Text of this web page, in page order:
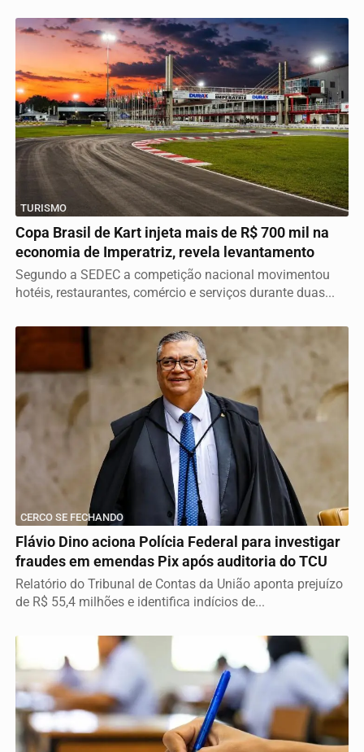
TURISMO
Copa Brasil de Kart injeta mais de R$ 700 mil na
economia de Imperatriz, revela levantamento
Segundo a SEDEC a competição nacional movimentou
hotéis, restaurantes, comércio e serviços durante duas...
CERCO SE FECHANDO
Flávio Dino aciona Polícia Federal para investigar
fraudes em emendas Pix após auditoria do TCU
Relatório do Tribunal de Contas da União aponta prejuízo
de R$ 55,4 milhões e identifica indícios de...